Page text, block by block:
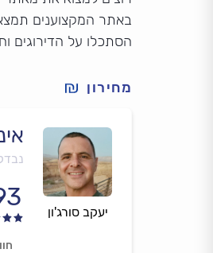
באתר המקצוענים
הסתכלו על הדירוגים
מחירון
יעקב סורג'ון